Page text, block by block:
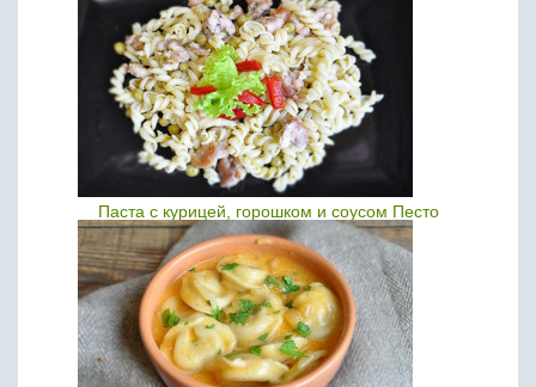
Паста с курицей, горошком и соусом Песто